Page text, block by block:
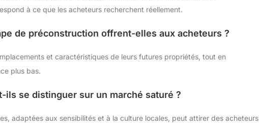
à ce que les acheteurs recherchent réellement.
de préconstruction offrent-elles aux acheteurs ?
et caractéristiques de leurs futures propriétés, tout en
plus bas.
se distinguer sur un marché saturé ?
adaptées aux sensibilités et à la culture locales, peut attirer des acheteurs